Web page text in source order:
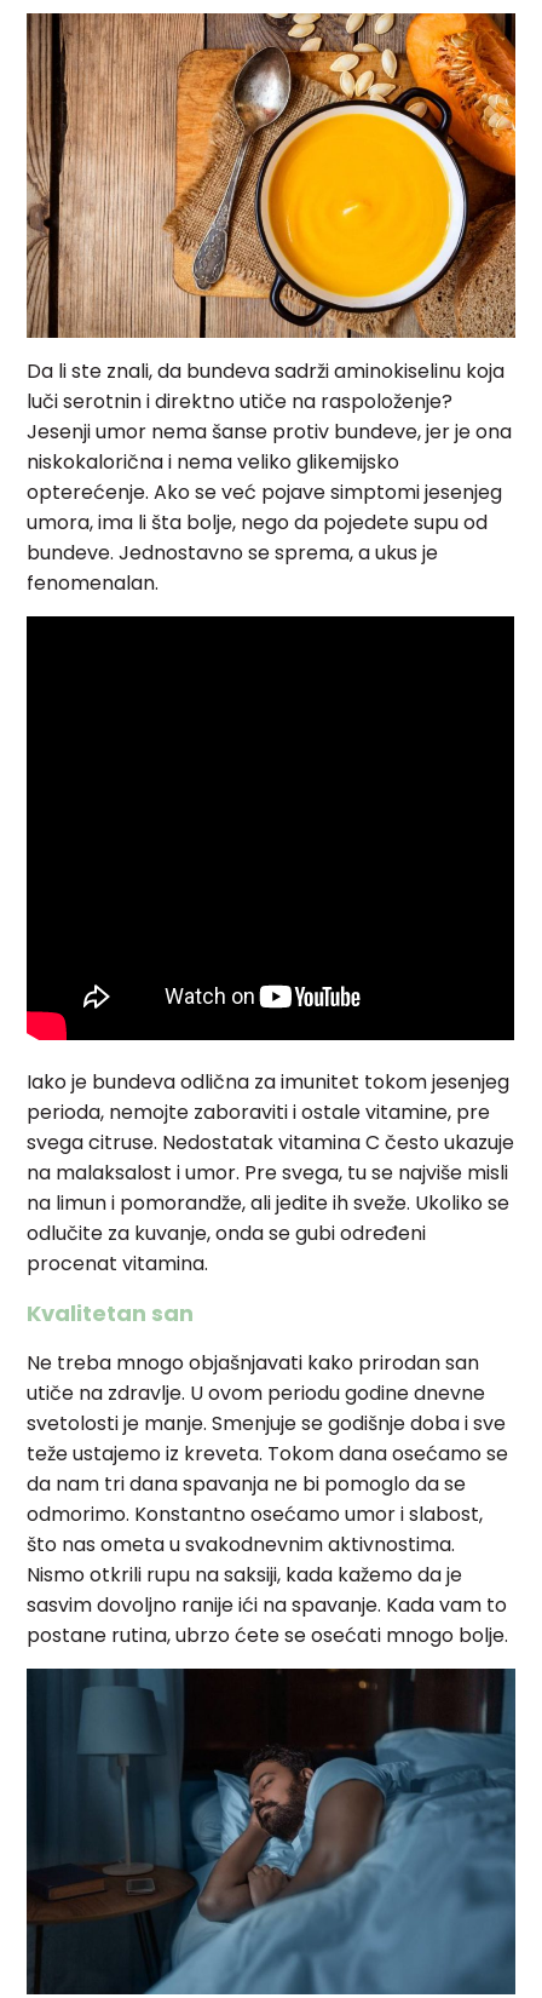
Da li ste znali, da bundeva sadrži aminokiselinu koja
luči serotnin i direktno utiče na raspoloženje?
Jesenji umor nema šanse protiv bundeve, jer je ona
niskokalorična i nema veliko glikemijsko
opterećenje. Ako se već pojave simptomi jesenjeg
umora, ima li šta bolje, nego da pojedete supu od
bundeve. Jednostavno se sprema, a ukus je
fenomenalan.
Iako je bundeva odlična za imunitet tokom jesenjeg
perioda, nemojte zaboraviti i ostale vitamine, pre
svega citruse. Nedostatak vitamina C često ukazuje
na malaksalost i umor. Pre svega, tu se najviše misli
na limun i pomorandže, ali jedite ih sveže. Ukoliko se
odlučite za kuvanje, onda se gubi određeni
procenat vitamina.
Kvalitetan san
Ne treba mnogo objašnjavati kako prirodan san
utiče na zdravlje. U ovom periodu godine dnevne
svetolosti je manje. Smenjuje se godišnje doba i sve
teže ustajemo iz kreveta. Tokom dana osećamo se
da nam tri dana spavanja ne bi pomoglo da se
odmorimo. Konstantno osećamo umor i slabost,
što nas ometa u svakodnevnim aktivnostima.
Nismo otkrili rupu na saksiji, kada kažemo da je
sasvim dovoljno ranije ići na spavanje. Kada vam to
postane rutina, ubrzo ćete se osećati mnogo bolje.